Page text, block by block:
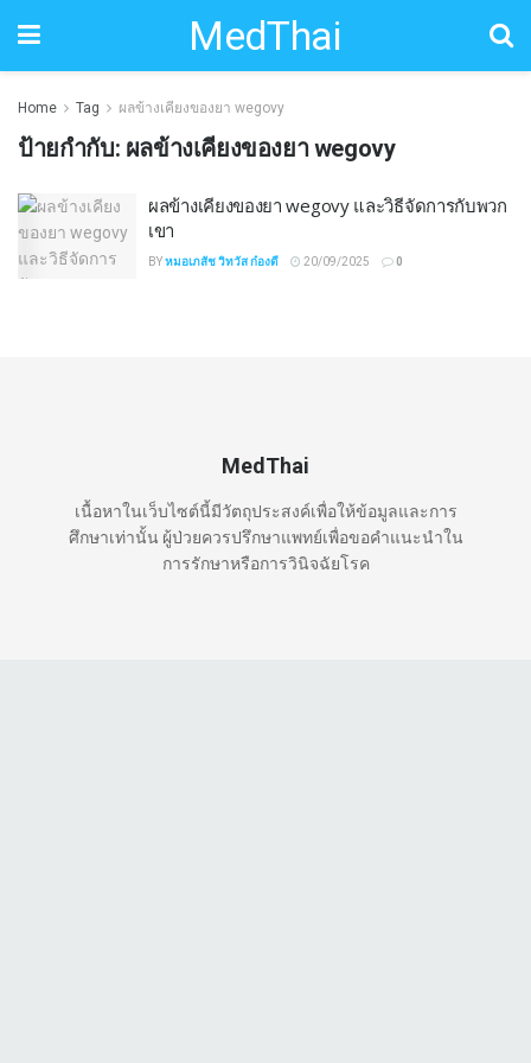
MedThai
Home Tag ผลข้างเคียงของยา wegovy
ป้ายกำกับ: ผลข้างเคียงของยา wegovy
ผลข้างเคียงของยา wegovy และวิธีจัดการกับพวก
เขา
BYหมอเภสัช วิทวัส ก๋องดี 20/09/2025 0
MedThai
เนื้อหาในเว็บไซต์นี้มีวัตถุประสงค์เพื่อให้ข้อมูลและการ
ศึกษาเท่านั้น ผู้ป่วยควรปรึกษาแพทย์เพื่อขอคำแนะนำใน
การรักษาหรือการวินิจฉัยโรค